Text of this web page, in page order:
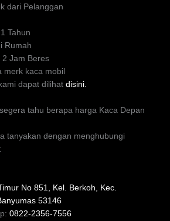
dari Pelanggan
Tahun
Rumah
Jam Beres
merk kaca mobil
dapat dilihat disini.
tahu berapa harga Kaca Depan
tanyakan dengan menghubungi
No 851, Kel. Berkoh, Kec.
53146
0822-2356-7556